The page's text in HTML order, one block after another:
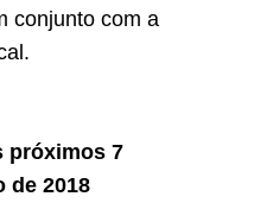
conjunto com a
próximos 7
de 2018